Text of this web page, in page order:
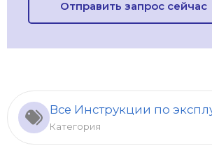
Отправить запрос сейчас
Все Инструкции по
Категория